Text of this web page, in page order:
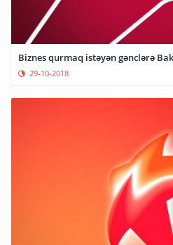
Biznes qurmaq istəyən gənclərə
29-10-2018